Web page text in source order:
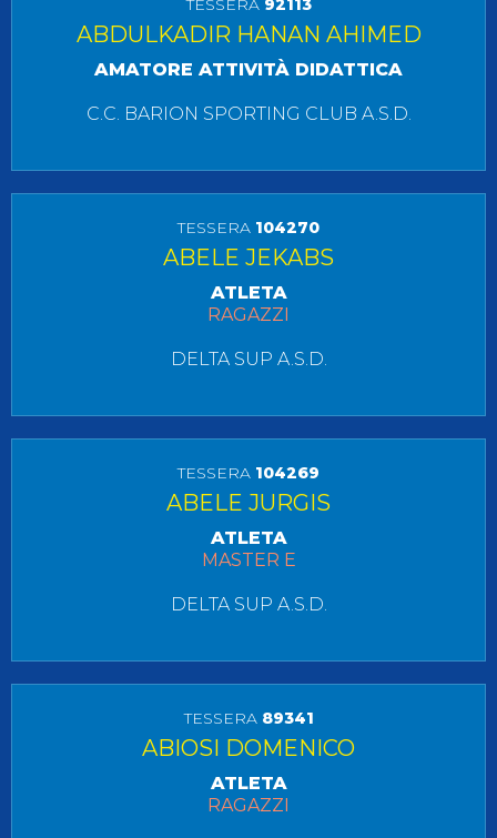
TESSERA 92113
ABDULKADIR HANAN AHIMED
AMATORE ATTIVITÀ DIDATTICA
C.C. BARION SPORTING CLUB A.S.D.
TESSERA 104270
ABELE JEKABS
ATLETA
RAGAZZI
DELTA SUP A.S.D.
TESSERA 104269
ABELE JURGIS
ATLETA
MASTER E
DELTA SUP A.S.D.
TESSERA 89341
ABIOSI DOMENICO
ATLETA
RAGAZZI